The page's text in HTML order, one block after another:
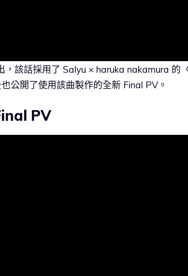
該話採用了 Salyu × haruka nakamura 的
公開了使用該曲製作的全新 Final PV。
PV